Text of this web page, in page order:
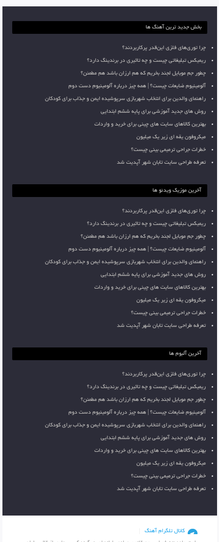
بخش جدید ترین آهنگ ها
چرا توری‌های فلزی این‌قدر پرکاربردند؟
ریمیکس تبلیغاتی چیست و چه تاثیری در برندینگ دارد؟
چطور جم موبایل لجند بخریم که هم ارزان باشد هم مطمئن؟
آلومینیوم ضایعات چیست؟ | همه چیز درباره آلومینیوم دست دوم
راهنمای والدین برای انتخاب شهربازی سرپوشیده ایمن و جذاب برای کودکان
روش های جدید آموزشی برای پایه ششم ابتدایی
بهترین کالاهای سایت های چینی برای خرید و واردات
میکروفون یقه ای زیر یک میلیون
خطرات جراحی ترمیمی بینی چیست؟
تعرفه طراحی سایت تابان شهر آپدیت شد
آخرین موزیک ویدئو ها
چرا توری‌های فلزی این‌قدر پرکاربردند؟
ریمیکس تبلیغاتی چیست و چه تاثیری در برندینگ دارد؟
چطور جم موبایل لجند بخریم که هم ارزان باشد هم مطمئن؟
آلومینیوم ضایعات چیست؟ | همه چیز درباره آلومینیوم دست دوم
راهنمای والدین برای انتخاب شهربازی سرپوشیده ایمن و جذاب برای کودکان
روش های جدید آموزشی برای پایه ششم ابتدایی
بهترین کالاهای سایت های چینی برای خرید و واردات
میکروفون یقه ای زیر یک میلیون
خطرات جراحی ترمیمی بینی چیست؟
تعرفه طراحی سایت تابان شهر آپدیت شد
آخرین آلبوم ها
چرا توری‌های فلزی این‌قدر پرکاربردند؟
ریمیکس تبلیغاتی چیست و چه تاثیری در برندینگ دارد؟
چطور جم موبایل لجند بخریم که هم ارزان باشد هم مطمئن؟
آلومینیوم ضایعات چیست؟ | همه چیز درباره آلومینیوم دست دوم
راهنمای والدین برای انتخاب شهربازی سرپوشیده ایمن و جذاب برای کودکان
روش های جدید آموزشی برای پایه ششم ابتدایی
بهترین کالاهای سایت های چینی برای خرید و واردات
میکروفون یقه ای زیر یک میلیون
خطرات جراحی ترمیمی بینی چیست؟
تعرفه طراحی سایت تابان شهر آپدیت شد
کانال تلگرام آهنگ